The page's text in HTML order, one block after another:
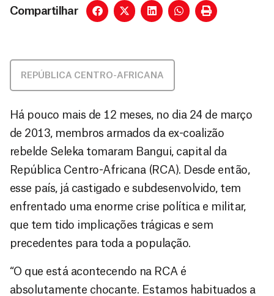
Compartilhar
REPÚBLICA CENTRO-AFRICANA
Há pouco mais de 12 meses, no dia 24 de março
de 2013, membros armados da ex-coalizão
rebelde Seleka tomaram Bangui, capital da
República Centro-Africana (RCA). Desde então,
esse país, já castigado e subdesenvolvido, tem
enfrentado uma enorme crise política e militar,
que tem tido implicações trágicas e sem
precedentes para toda a população.
“O que está acontecendo na RCA é
absolutamente chocante. Estamos habituados a